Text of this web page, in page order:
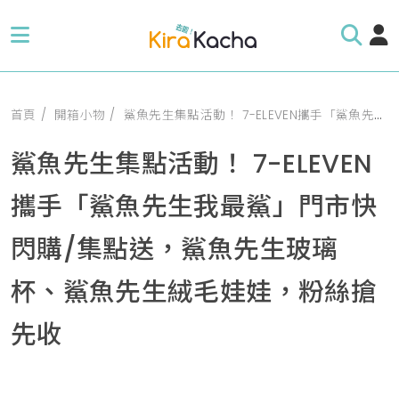
首頁 開箱小物 鯊魚先生集點活動！ 7-ELEVEN攜手「鯊魚先生我最鯊」門市快閃購/集點送，鯊魚先生玻璃杯、鯊魚先生絨毛娃娃，粉絲搶先收
鯊魚先生集點活動！ 7-ELEVEN
攜手「鯊魚先生我最鯊」門市快
閃購/集點送，鯊魚先生玻璃
杯、鯊魚先生絨毛娃娃，粉絲搶
先收